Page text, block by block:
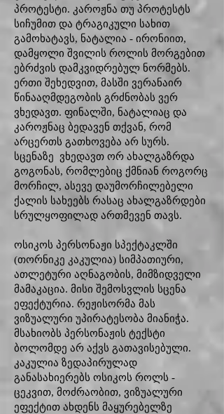
პროტესტი. კაროჟნა თუ პროტესტს
სიჩუმით და ტრაგიკული სახით
გამოხატავს, ნატალია - ირონიით,
დამყოლი შვილის როლის მორგებით
ებრძვის დამკვიდრებულ ნორმებს.
ერთი შეხედვით, მასში ვერანაირ
წინააღმდეგობის გრძნობას ვერ
ვხედავთ. ფინალში, ნატალიაც და
კაროჟნაც ბედავენ თქვან, რომ
არცერთს გათხოვება არ სურს.
სცენაზე ვხედავთ ორ ახალგაზრდა
გოგონას, რომლებიც ქმნიან როგორც
მორჩილ, ასევე დაუმორჩილებელი
ქალის სახეებს რასაც ახალგაზრდები
სრულყოფილად ართმევენ თავს.
ოსიკოს პერსონაჟი სპექტაკლში
(თორნიკე კაკულია) სიმპათიური,
ათლეტური აღნაგობის, მიმზიდველი
მამაკაცია. მისი შემოსვლის სცენა
ეფექტურია. რეჟისორმა მას
ვიზუალური უპირატესობა მიანიჭა.
მსახიობს პერსონაჟის ტექსტი
ბოლომდე არ აქვს გათავისებული.
კაკულია ზედაპირულად
განასახიერებს ოსიკოს როლს -
ცეკვით, მოძრაობით, ვიზუალური
ეფექტით ახდენს მაყურებელზე